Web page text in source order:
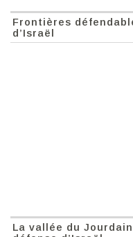
Frontières
d’Israël
La vallée du